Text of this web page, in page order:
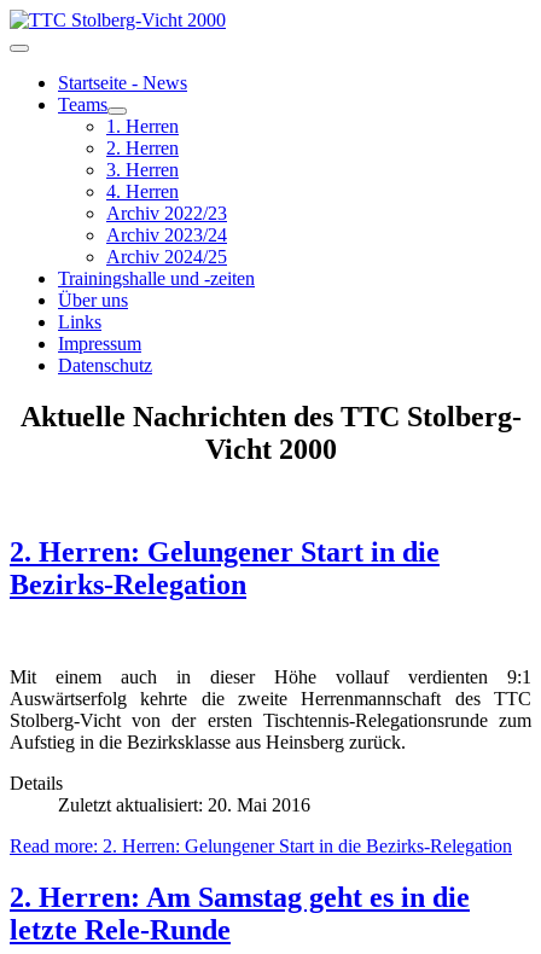
Startseite - News
Teams
1. Herren
2. Herren
3. Herren
4. Herren
Archiv 2022/23
Archiv 2023/24
Archiv 2024/25
Trainingshalle und -zeiten
Über uns
Links
Impressum
Datenschutz
Aktuelle Nachrichten des TTC Stolberg-
Vicht 2000
2. Herren: Gelungener Start in die
Bezirks-Relegation
Mit einem auch in dieser Höhe vollauf verdienten 9:1
Auswärtserfolg kehrte die zweite Herrenmannschaft des TTC
Stolberg-Vicht von der ersten Tischtennis-Relegationsrunde zum
Aufstieg in die Bezirksklasse aus Heinsberg zurück.
Details
Zuletzt aktualisiert: 20. Mai 2016
Read more: 2. Herren: Gelungener Start in die Bezirks-Relegation
2. Herren: Am Samstag geht es in die
letzte Rele-Runde